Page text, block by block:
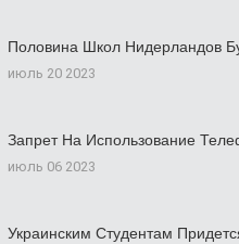
Половина Школ Нидерландов
июль 20 2023
Запрет На Использование
июль 06 2023
Украинским Студентам